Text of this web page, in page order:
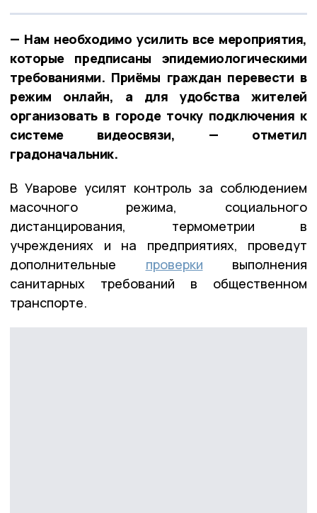
— Нам необходимо усилить все мероприятия,
которые предписаны эпидемиологическими
требованиями. Приёмы граждан перевести в
режим онлайн, а для удобства жителей
организовать в городе точку подключения к
системе видеосвязи, — отметил
градоначальник.
В Уварове усилят контроль за соблюдением
масочного режима, социального
дистанцирования, термометрии в
учреждениях и на предприятиях, проведут
дополнительные проверки выполнения
санитарных требований в общественном
транспорте.